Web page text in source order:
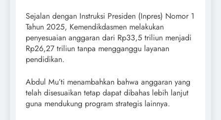
Sejalan dengan Instruksi Presiden (Inpres) Nomor 1
Tahun 2025, Kemendikdasmen melakukan
penyesuaian anggaran dari Rp33,5 triliun menjadi
Rp26,27 triliun tanpa mengganggu layanan
pendidikan.
Abdul Mu’ti menambahkan bahwa anggaran yang
telah disesuaikan tetap dapat dibahas lebih lanjut
guna mendukung program strategis lainnya.